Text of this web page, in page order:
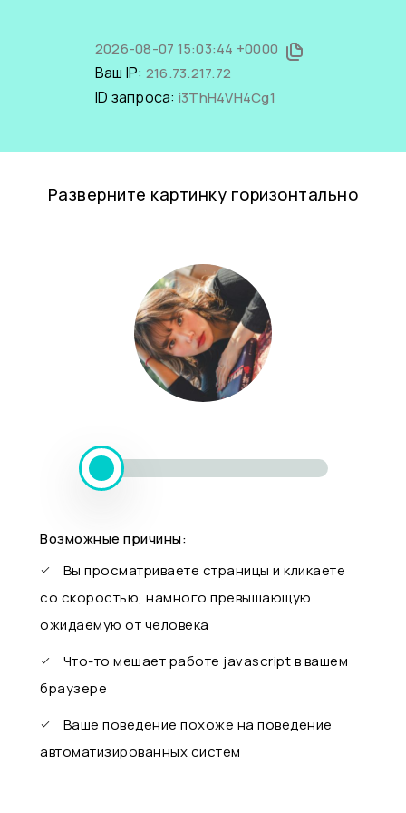
2026-08-07 15:03:44 +0000
Ваш IP: 216.73.217.72
ID запроса: i3ThH4VH4Cg1
Разверните картинку горизонтально
Возможные причины:
Вы просматриваете страницы и кликаете
со скоростью, намного превышающую
ожидаемую от человека
Что-то мешает работе javascript в вашем
браузере
Ваше поведение похоже на поведение
автоматизированных систем